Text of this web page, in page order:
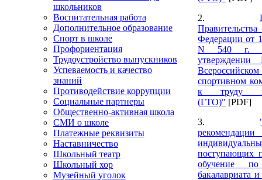
школьников
Воспитательная работа
Дополнительное образование
Спорт в школе
Профориентация
Трудоустройство выпускников
Успеваемость и качество
знаний
Противодействие коррупции
Социальные партнеры
Общественно-активная школа
СМИ о школе
Платежные реквизиты
Наставничество
Школьный театр
Школьный хор
Музейный уголок
2.
Федерации от
N 540 г.
спортивном
к труду
(ГТО)" [PDF]
3.
поступающих
обучение
бакалавриата